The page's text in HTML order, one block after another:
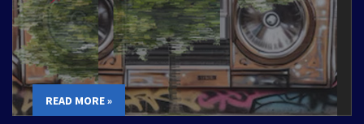
READ MORE »